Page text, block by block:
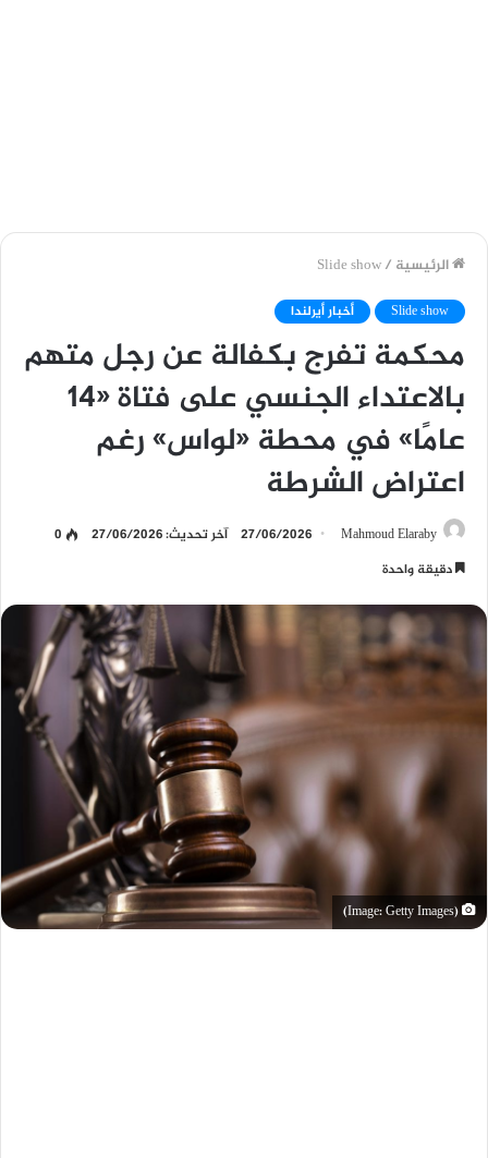
الرئيسية /
Slide show
Slide show أخبار أيرلندا
محكمة تفرج بكفالة عن رجل متهم
بالاعتداء الجنسي على فتاة «14
عامًا» في محطة «لواس» رغم
اعتراض الشرطة
Mahmoud Elaraby
27/06/2026 آخر تحديث: 27/06/2026
0
دقيقة واحدة
(Image: Getty Images)